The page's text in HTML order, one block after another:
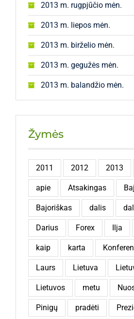
2013 m. rugpjūčio mėn.
2013 m. liepos mėn.
2013 m. birželio mėn.
2013 m. gegužės mėn.
2013 m. balandžio mėn.
Žymės
2011 2012 2013
apie Atsakingas
Bajoriškas dalis
Darius Forex Ilja
kaip karta
Laurs Lietuva
Lietuvos metu
Pinigų pradėti